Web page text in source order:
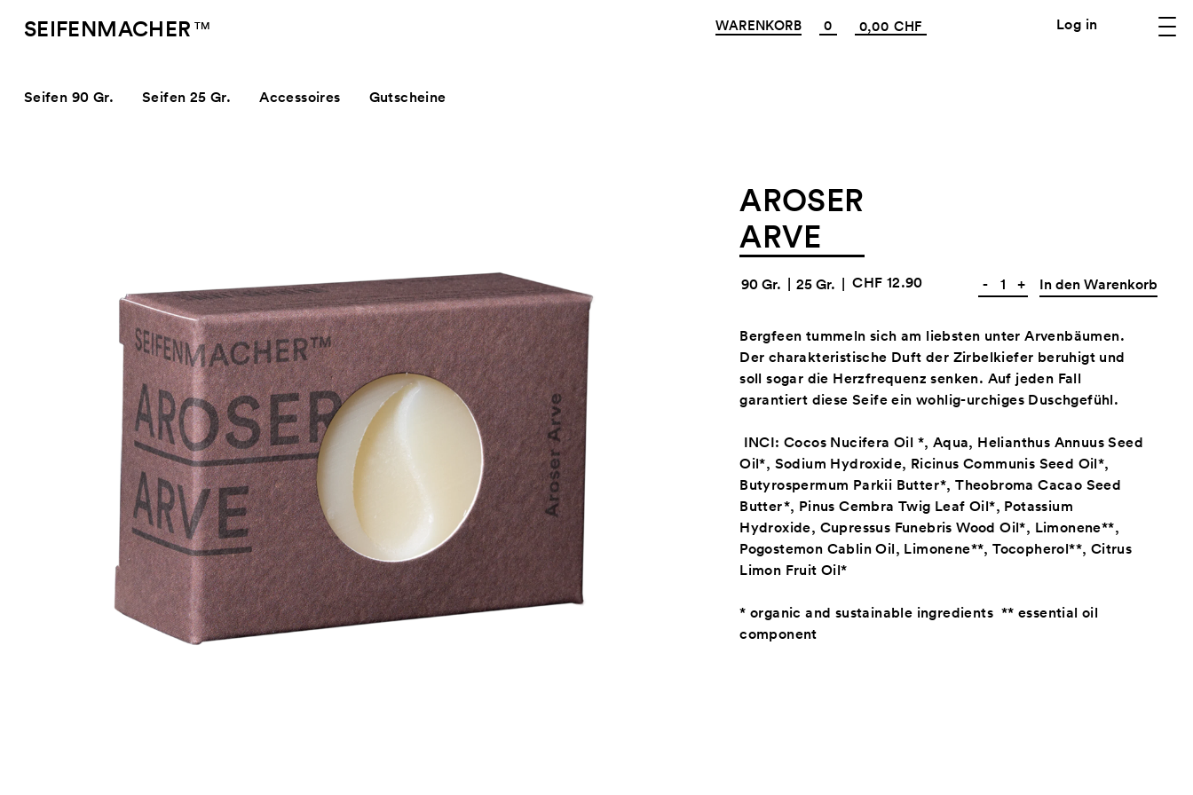
SEIFENMACHER TM
Seifen 90 Gr. Seifen 25 Gr. Accessoires Gutscheine
WARENKORB 0 0,00 CHF Log in
AROSER
ARVE
90 Gr. | 25 Gr. | CHF 12.90 - + In den Warenkorb
Bergfeen tummeln sich am liebsten unter Arvenbäumen.
Der charakteristische Duft der Zirbelkiefer beruhigt und
soll sogar die Herzfrequenz senken. Auf jeden Fall
garantiert diese Seife ein wohlig-urchiges Duschgefühl.
INCI: Cocos Nucifera Oil *, Aqua, Helianthus Annuus Seed
Oil*, Sodium Hydroxide, Ricinus Communis Seed Oil*,
Butyrospermum Parkii Butter*, Theobroma Cacao Seed
Butter*, Pinus Cembra Twig Leaf Oil*, Potassium
Hydroxide, Cupressus Funebris Wood Oil*, Limonene**,
Pogostemon Cablin Oil, Limonene**, Tocopherol**, Citrus
Limon Fruit Oil*
* organic and sustainable ingredients ** essential oil
component